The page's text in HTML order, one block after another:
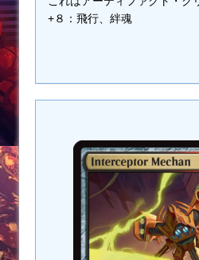
+８：飛行、絆魂